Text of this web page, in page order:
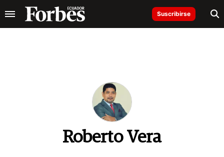
Suscribirse
Roberto Vera